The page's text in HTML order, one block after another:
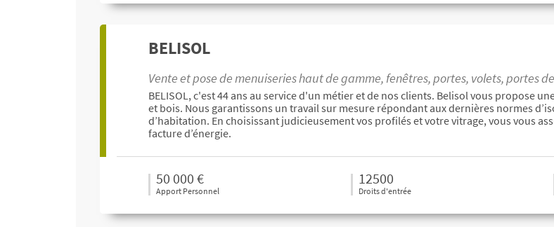
BELISOL
Vente et pose de menuiseries haut de gamme, fenêtres, portes, volets, portes
BELISOL, c'est 44 ans au service d'un métier et de nos clients. Belisol vous propose
et bois. Nous garantissons un travail sur mesure répondant aux dernières normes
d’habitation. En choisissant judicieusement vos profilés et votre vitrage, vous vous
facture d’énergie.
50 000 €
Apport Personnel
12500
Droits d'entrée